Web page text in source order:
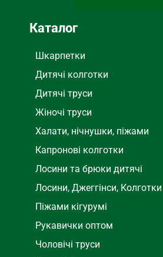
Каталог
Шкарпетки
Дитячі колготки
Дитячі труси
Жіночі труси
Халати, нічнушки, піжами
Капронові колготки
Лосини та брюки дитячі
Лосини, Джеггінси, Колготки
Піжами кігурумі
Рукавички оптом
Чоловічі труси